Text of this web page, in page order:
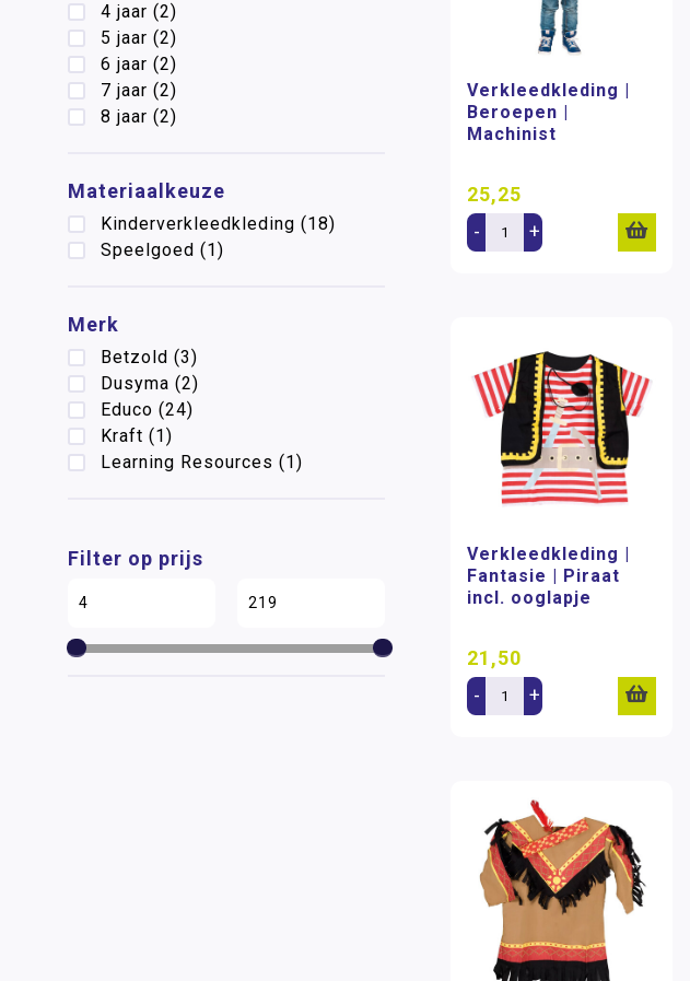
4 jaar (2)
5 jaar (2)
6 jaar (2)
7 jaar (2)
8 jaar (2)
Materiaalkeuze
Kinderverkleedkleding (18)
Speelgoed (1)
Merk
Betzold (3)
Dusyma (2)
Educo (24)
Kraft (1)
Learning Resources (1)
Filter op prijs
Verkleedkleding |
Beroepen |
Machinist
25,25
- +
Verkleedkleding |
Fantasie | Piraat
incl. ooglapje
21,50
- +